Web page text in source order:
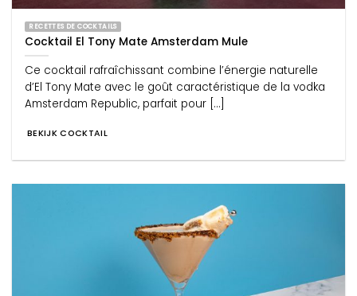
RECETTES DE COCKTAILS
Cocktail El Tony Mate Amsterdam Mule
Ce cocktail rafraîchissant combine l’énergie naturelle
d’El Tony Mate avec le goût caractéristique de la vodka
Amsterdam Republic, parfait pour [...]
BEKIJK COCKTAIL